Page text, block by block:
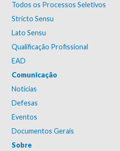
Todos os Processos Seletivos
Stricto Sensu
Lato Sensu
Qualificação Profissional
EAD
Comunicação
Notícias
Defesas
Eventos
Documentos Gerais
Sobre